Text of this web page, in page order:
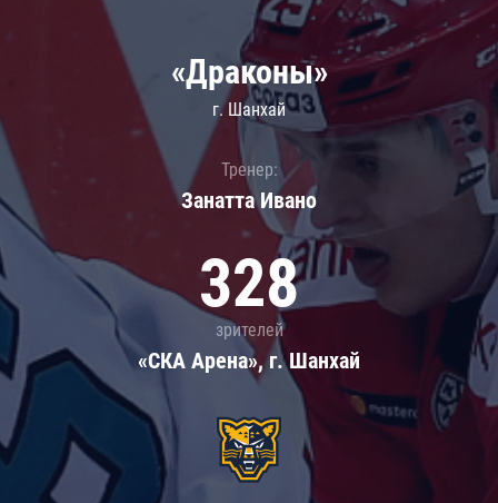
«Драконы»
г. Шанхай
Тренер:
Занатта Иванo
328
зрителей
«СКА Арена», г. Шанхай